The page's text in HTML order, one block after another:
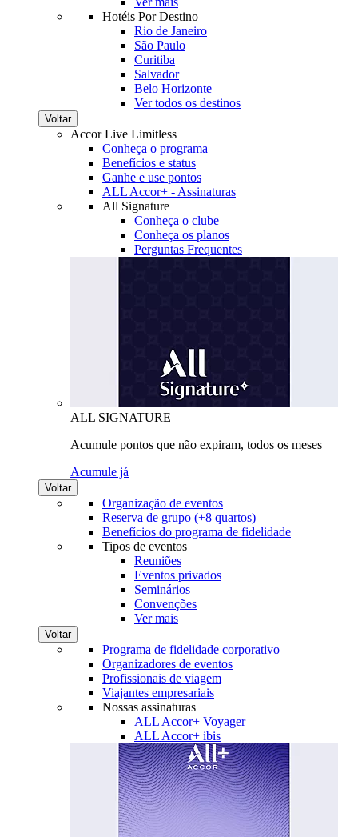
Hotéis Por Destino
Rio de Janeiro
São Paulo
Curitiba
Salvador
Belo Horizonte
Ver todos os destinos
Voltar
Accor Live Limitless
Conheça o programa
Benefícios e status
Ganhe e use pontos
ALL Accor+ - Assinaturas
All Signature
Conheça o clube
Conheça os planos
Perguntas Frequentes
ALL SIGNATURE
Acumule pontos que não expiram, todos os meses
Acumule já
Voltar
Organização de eventos
Reserva de grupo (+8 quartos)
Benefícios do programa de fidelidade
Tipos de eventos
Reuniões
Eventos privados
Seminários
Convenções
Ver mais
Voltar
Programa de fidelidade corporativo
Organizadores de eventos
Profissionais de viagem
Viajantes empresariais
Nossas assinaturas
ALL Accor+ Voyager
ALL Accor+ ibis